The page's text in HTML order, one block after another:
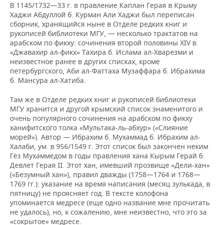
В 1145/1732—33 г. в правление Каплан Герая в Крыму
Хаджи Абдуллой б. Курман Али Хаджи был переписан
сборник, хранящийся ныне в Отделе редких книг и
рукописей библиотеки МГУ, — несколько трактатов на
арабском по фикху: сочинения второй половины XIV в.
«Джавахир ал-фикх» Тахира б. Ислама ал-Хварезми и
неизвестное ранее в других списках, кроме
петербургского, Аби ал-Фаттаха Музаффара б. Ибрахима
б. Мансура ал-Хатиба.
Там же в Отделе редких книг и рукописей библиотеки
МГУ хранится и другой крымский список знаменитого и
очень популярного сочинения на арабском по фикху
ханифитского толка «Мультака-ль-абхур» («Слияние
морей»). Автор — Ибрахим б. Мухаммад б. Ибрахим ал-
Халаби, ум. в 956/1549 г. Этот список был закончен неким
Гёз Мухаммедом в годы правления хана Кырым Герай б.
Девлет Герая II. Этот хан, имевший прозвище «Дели-хан»
(«Безумный хан»), правил дважды (1758—1764 и 1768—
1769 гг.): указание на время написания (месяц зулькада, в
пятницу) не проясняет год. В тексте колофона
упоминается медресе (еще одно название мне прочитать
не удалось), но, к сожалению, мне неизвестно, что это за
«сокрытое» медресе.